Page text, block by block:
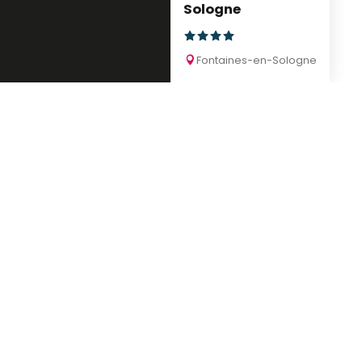
Sologne
Fontaines-en-Sologne